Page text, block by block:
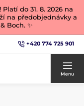
Platí do 31. 8. 2026 na
na předobjednávky a
Boch. ✨
+420 774 725 901
Menu